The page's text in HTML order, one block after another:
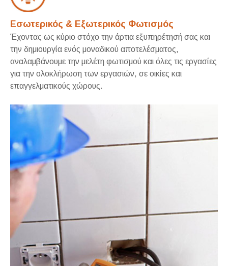
Εσωτερικός & Εξωτερικός Φωτισμός
Έχοντας ως κύριο στόχο την άρτια εξυπηρέτησή σας και
την δημιουργία ενός μοναδικού αποτελέσματος,
αναλαμβάνουμε την μελέτη φωτισμού και όλες τις εργασίες
για την ολοκλήρωση των εργασιών, σε οικίες και
επαγγελματικούς χώρους.